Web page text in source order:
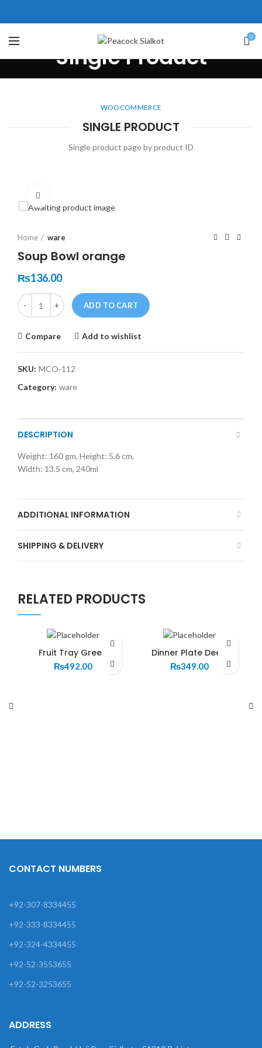
0
Single Product
WOOCOMMERCE
SINGLE PRODUCT
Single product page by product ID
Home ware
Soup Bowl orange
₨136.00
Quantity
ADD TO CART
Compare Add to wishlist
SKU: MCO-112
Category: ware
DESCRIPTION
Weight: 160 gm, Height: 5.6 cm,
Width: 13.5 cm, 240ml
ADDITIONAL INFORMATION
SHIPPING & DELIVERY
RELATED PRODUCTS
Fruit Tray Green
₨492.00
Dinner Plate Deep
₨349.00
2, New Airport Road, Gwadar.
# 104 First Floor Israr Plaza ,
# 5 Peshawar
壯陽藥台灣購物
保持溝通ED經常會在戀愛中造成
煩，這不是因為缺乏性生活，而
因為缺乏溝通，所以保持談話很
會變得更加嚴重。
犀利士壯陽藥線上購買
學習更多的前戲通常情況下，一
前戲都可以很好的幫助你獲得一
高質量的夫妻生活。犀利士治療
堅硬勃起。在醫學界和陽痿病
望下，犀利士作為新一批藥
CONTACT NUMBERS
+92-307-8334455
+92-333-8334455
+92-324-4334455
+92-52-3553655
+92-52-3253655
ADDRESS